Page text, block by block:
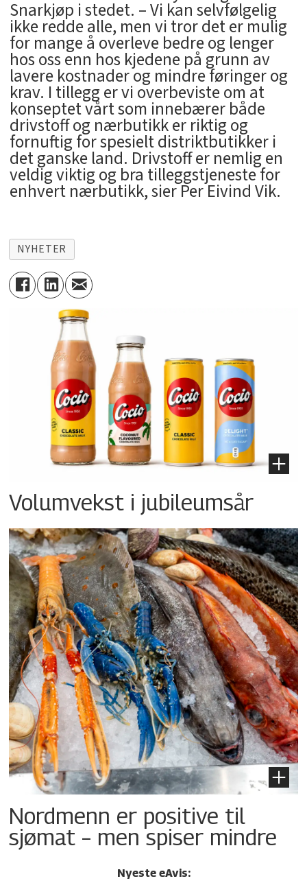
Snarkjøp i stedet. – Vi kan selvfølgelig
ikke redde alle, men vi tror det er mulig
for mange å overleve bedre og lenger
hos oss enn hos kjedene på grunn av
lavere kostnader og mindre føringer og
krav. I tillegg er vi overbeviste om at
konseptet vårt som innebærer både
drivstoff og nærbutikk er riktig og
fornuftig for spesielt distriktbutikker i
det ganske land. Drivstoff er nemlig en
veldig viktig og bra tilleggstjeneste for
enhvert nærbutikk, sier Per Eivind Vik.
NYHETER
Volumvekst i jubileumsår
Nordmenn er positive til
sjømat – men spiser mindre
Nyeste eAvis: